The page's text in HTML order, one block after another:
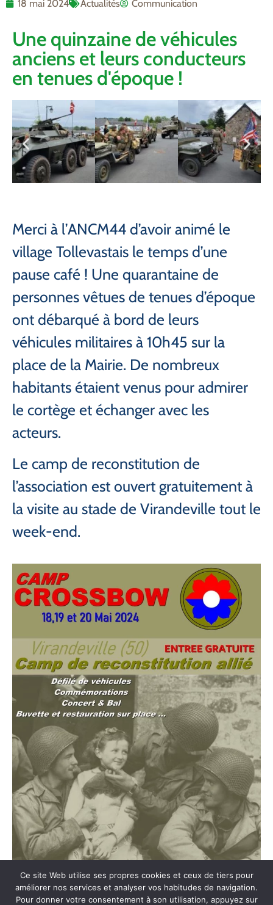
18 mai 2024 Actualités Communication
Une quinzaine de véhicules
anciens et leurs conducteurs
en tenues d'époque !
Merci à l’ANCM44 d’avoir animé le
village Tollevastais le temps d’une
pause café ! Une quarantaine de
personnes vêtues de tenues d’époque
ont débarqué à bord de leurs
véhicules militaires à 10h45 sur la
place de la Mairie. De nombreux
habitants étaient venus pour admirer
le cortège et échanger avec les
acteurs.
Le camp de reconstitution de
l’association est ouvert gratuitement à
la visite au stade de Virandeville tout le
week-end.
Ce site Web utilise ses propres cookies et ceux de tiers pour
améliorer nos services et analyser vos habitudes de navigation.
Pour donner votre consentement à son utilisation, appuyez sur